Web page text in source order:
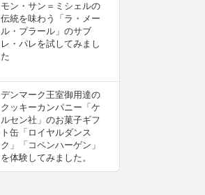
モン・サン＝ミシェルの
伝統を味わう「ラ・メー
ル・プラール」のサブ
レ・パレを試してみまし
た
デンマーク王室御用達の
クッキーカンパニー「ケ
ルセン社」のお菓子ギフ
ト缶「ロイヤルダンス
ク」「コペンハーゲン」
を体験してみました。